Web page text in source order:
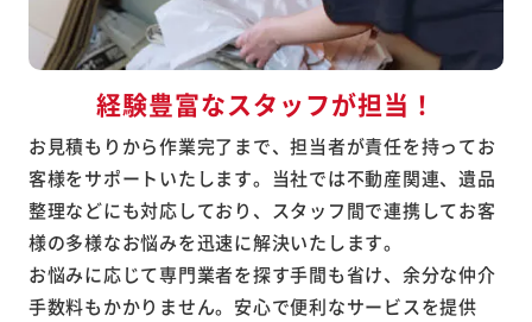
経験豊富なスタッフが担当！
お見積もりから作業完了まで、担当者が責任を持ってお
客様をサポートいたします。当社では不動産関連、遺品
整理などにも対応しており、スタッフ間で連携してお客
様の多様なお悩みを迅速に解決いたします。
お悩みに応じて専門業者を探す手間も省け、余分な仲介
手数料もかかりません。安心で便利なサービスを提供